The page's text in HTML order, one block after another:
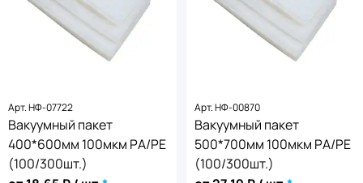
Арт.НФ-07722
Вакуумный пакет
400*600мм 100мкм PА/PE
(100/300шт.)
Арт.НФ-00870
Вакуумный пакет
500*700мм 100мкм PА/PE
(100/300шт.)